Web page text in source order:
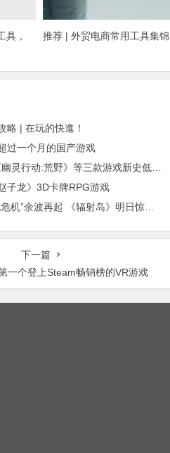
具，
推荐 | 外贸电商常用工具集锦
略 | 在玩的快進！
过一个月的国产游戏
子龙》3D卡牌RPG游戏
下一篇
一个登上Steam畅销榜的VR游戏